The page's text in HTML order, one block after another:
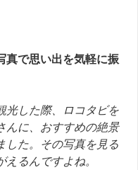
で思い出を気軽に振
光した際、ロコタビを
んに、おすすめの絶景
した。その写真を見る
るんですよね。